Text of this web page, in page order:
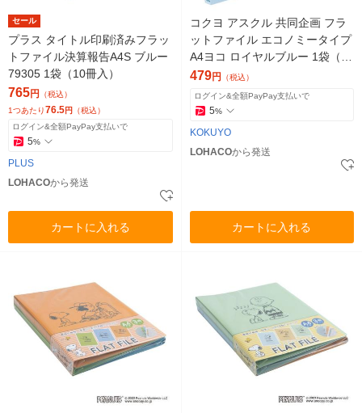
セール
プラス タイトル印刷済みフラッ
トファイル決算報告A4S ブルー
79305 1袋（10冊入）
765円
（税込）
1つあたり76.5円 （税込）
ログイン&全額PayPay支払いで
5%
PLUS
LOHACOから発送
カートに入れる
コクヨ アスクル 共同企画 フラ
ットファイル エコノミータイプ
A4ヨコ ロイヤルブルー 1袋（10
冊入） オリジナル
479円 （税込）
ログイン&全額PayPay支払いで
5%
KOKUYO
LOHACOから発送
カートに入れる